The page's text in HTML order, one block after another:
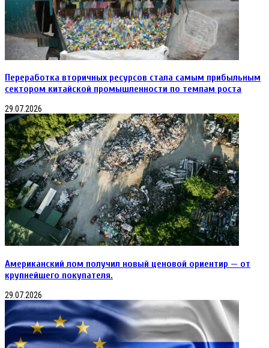
Переработка вторичных ресурсов стала самым прибыльным
сектором китайской промышленности по темпам роста
29.07.2026
Американский лом получил новый ценовой ориентир — от
крупнейшего покупателя.
29.07.2026